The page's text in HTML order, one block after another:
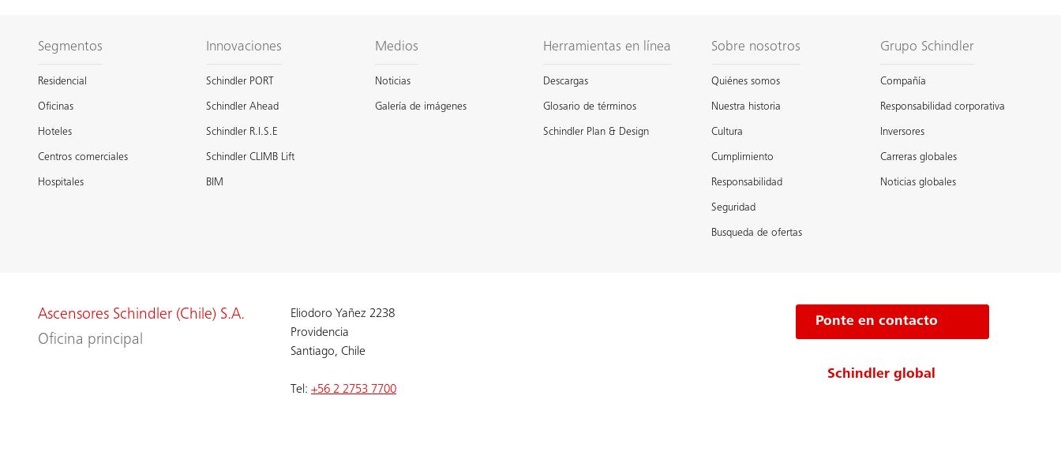
Segmentos
Residencial
Oficinas
Hoteles
Centros comerciales
Hospitales
Innovaciones
Schindler PORT
Schindler Ahead
Schindler R.I.S.E
Schindler CLIMB Lift
BIM
Medios
Noticias
Galería de imágenes
Herramientas en línea
Descargas
Glosario de términos
Schindler Plan & Design
Sobre nosotros
Quiénes somos
Nuestra historia
Cultura
Cumplimiento
Responsabilidad
Seguridad
Busqueda de ofertas
Grupo Schindler
Compañía
Responsabilidad corporativa
Inversores
Carreras globales
Noticias globales
Ascensores Schindler (Chile) S.A.
Oficina principal
Eliodoro Yañez 2238
Providencia
Santiago, Chile
Tel: +56 2 2753 7700
Ponte en contacto
Schindler global